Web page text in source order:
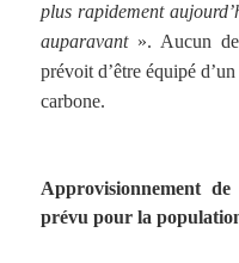
plus rapidement
auparavant ». Aucun
prévoit d’être équipé
carbone.
Approvisionnement
prévu pour la